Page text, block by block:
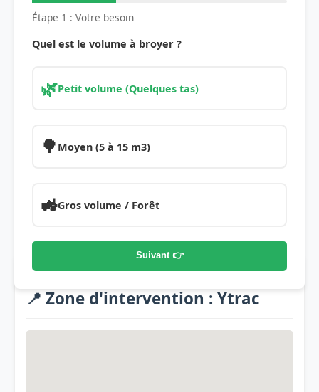
Étape 1 : Votre besoin
Quel est le volume à broyer ?
🌿Petit volume (Quelques tas)
🌳 Moyen (5 à 15 m3)
🚜Gros volume / Forêt
Suivant 👉
📍 Zone d'intervention : Ytrac